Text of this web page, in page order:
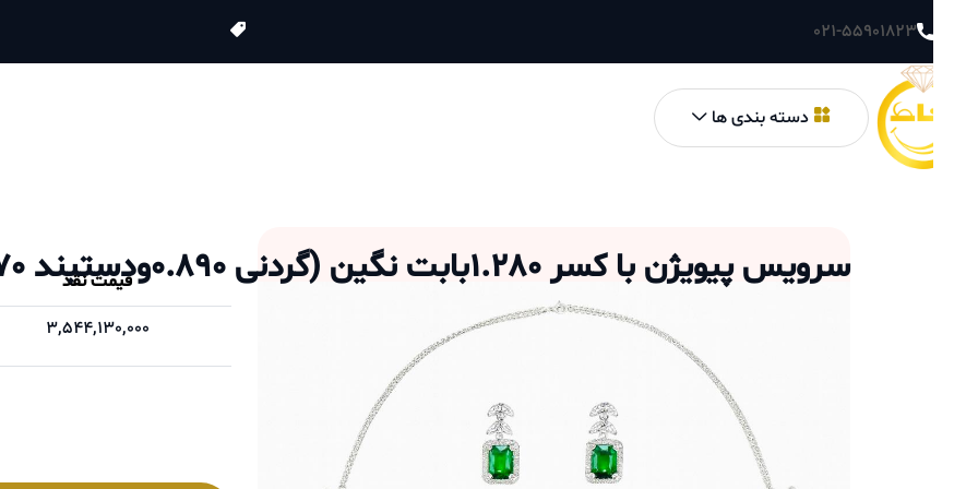
021-55901823
دسته بندی ها
سرویس پیویژن با کسر 1.280بابت نگین (گردنی 0.890ودستبند 0.170وگوشواره 0.220) قیمت نقد
3,544,130,000